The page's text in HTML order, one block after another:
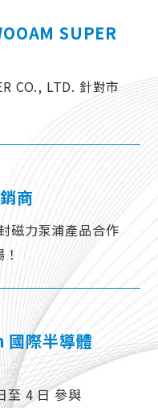
SUPER
CO., LTD. 針對市
商
磁力泵浦產品合作
際半導體
至 4 日 參與